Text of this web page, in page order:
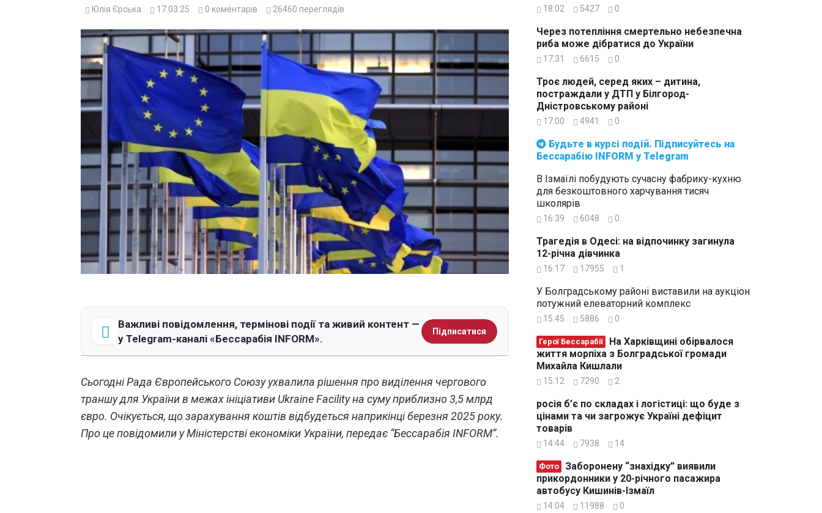
Юлія Єрська 17.03.25 0 коментарів 26460 переглядів
Важливі повідомлення, термінові події та живий контент —
у Telegram-каналі «Бессарабія INFORM».
Підписатися
Сьогодні Рада Європейського Союзу ухвалила рішення про виділення чергового
траншу для України в межах ініціативи Ukraine Facility на суму приблизно 3,5 млрд
євро. Очікується, що зарахування коштів відбудеться наприкінці березня 2025 року.
Про це повідомили у Міністерстві економіки України, передає “Бессарабія INFORM”.
Бессарабію INFORM у Telegram
18:02 5427 0
Через потепління смертельно небезпечна
риба може дібратися до України
17:31 6615 0
Троє людей, серед яких – дитина,
постраждали у ДТП у Білгород-
Дністровському районі
17:00 4941 0
В Ізмаїлі побудують сучасну фабрику-кухню
для безкоштовного харчування тисяч
школярів
16:39 6048 0
Трагедія в Одесі: на відпочинку загинула
12-річна дівчинка
16:17 17955 1
У Болградському районі виставили на аукціон
потужний елеваторний комплекс
15:45 5886 0
Герої Бессарабії
життя морпіха з Болградської громади
Михайла Кишлали
15:12 7290 2
росія б’є по складах і логістиці: що буде з
цінами та чи загрожує Україні дефіцит
товарів
14:44 7938 14
Фото
прикордонники у 20-річного пасажира
автобусу Кишинів-Ізмаїл
14:04 11988 0